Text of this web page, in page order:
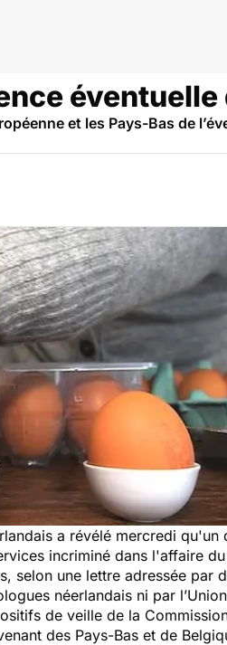
et les Pays-Bas de
a révélé mercredi
incriminé dans l'affaire
selon une lettre adressée par
néerlandais ni par
de veille de la
des Pays-Bas et de